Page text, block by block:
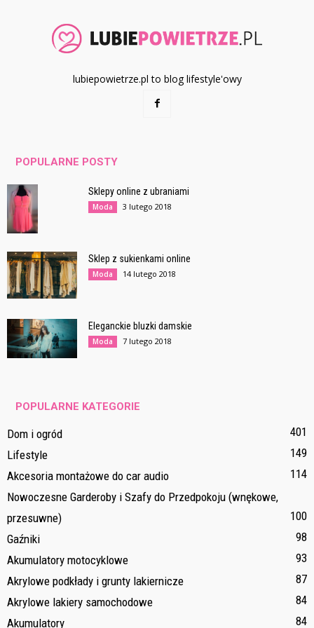
lubiepowietrze.pl to blog lifestyle'owy
POPULARNE POSTY
Sklepy online z ubraniami
Moda 3 lutego 2018
Sklep z sukienkami online
Moda 14 lutego 2018
Eleganckie bluzki damskie
Moda 7 lutego 2018
POPULARNE KATEGORIE
Dom i ogród
401
Lifestyle
149
Akcesoria montażowe do car audio
114
Nowoczesne Garderoby i Szafy do Przedpokoju (wnękowe,
przesuwne)
100
Gaźniki
98
Akumulatory motocyklowe
93
Akrylowe podkłady i grunty lakiernicze
87
Akrylowe lakiery samochodowe
84
Akumulatory
84